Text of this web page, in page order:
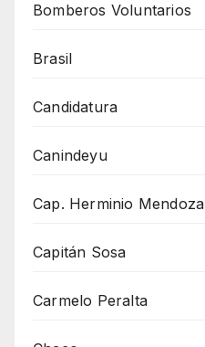
Bomberos Voluntarios
Brasil
Candidatura
Canindeyu
Cap. Herminio Mendoza
Capitán Sosa
Carmelo Peralta